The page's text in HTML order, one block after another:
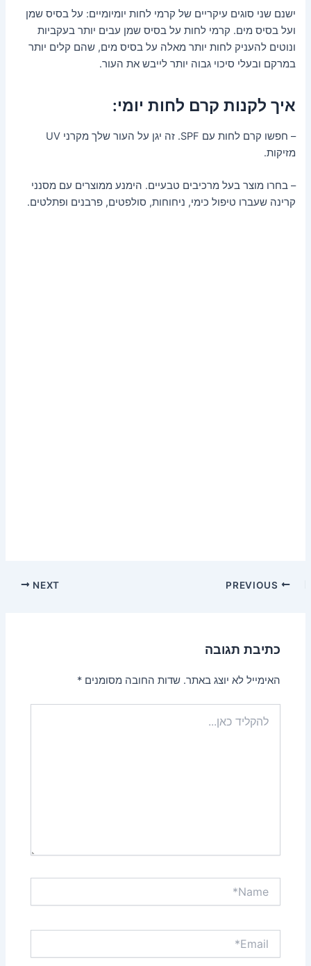
ישנם שני סוגים עיקריים של קרמי לחות יומיומיים: על בסיס שמן
ועל בסיס מים. קרמי לחות על בסיס שמן עבים יותר בעקביות
ונוטים להעניק לחות יותר מאלה על בסיס מים, שהם קלים יותר
במרקם ובעלי סיכוי גבוה יותר לייבש את העור.
איך לקנות קרם לחות יומי:
– חפשו קרם לחות עם SPF. זה יגן על העור שלך מקרני UV
מזיקות.
– בחרו מוצר בעל מרכיבים טבעיים. הימנע ממוצרים עם מסנני
קרינה שעברו טיפול כימי, ניחוחות, סולפטים, פרבנים ופתלטים.
NEXT
כתיבת תגובה
האימייל לא יוצג באתר. שדות החובה מסומנים*
כאן...